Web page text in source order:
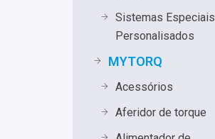
Sistemas Especiais
Personalisados
MYTORQ
Acessórios
Aferidor de torque